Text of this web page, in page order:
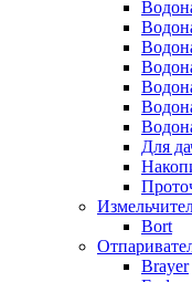
Для
Bort
Brayer